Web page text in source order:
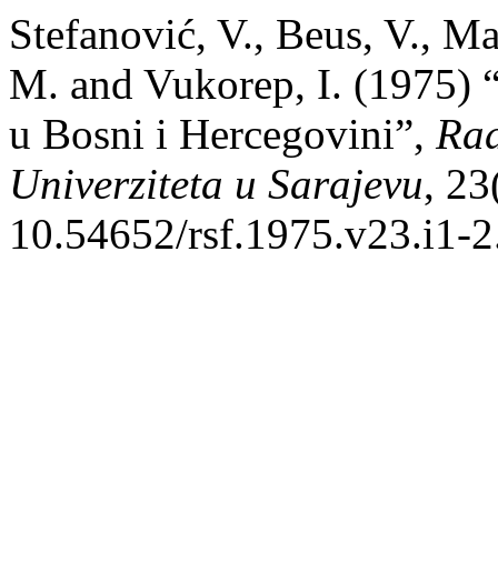
Stefanović, V., Beus, V.,
M. and Vukorep, I. (1975)
u Bosni i Hercegovini”,
Univerziteta u Sarajevu,
10.54652/rsf.1975.v23.i1-